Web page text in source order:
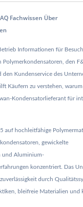
Fachwissen Über
Informationen für
Polymerkondensatoren, den
Kundenservice des
Käufern zu verstehen,
Kondensatorlieferant für
auf hochleitfähige
gewickelte
und Aluminium-
konzentriert. Das
durch
bleifreie Materialien und